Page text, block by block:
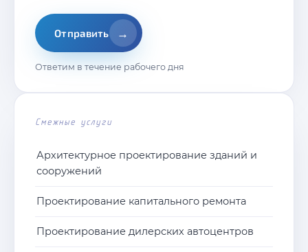
Отправить →
Ответим в течение рабочего дня
Смежные услуги
Архитектурное проектирование зданий и
сооружений
Проектирование капитального ремонта
Проектирование дилерских автоцентров